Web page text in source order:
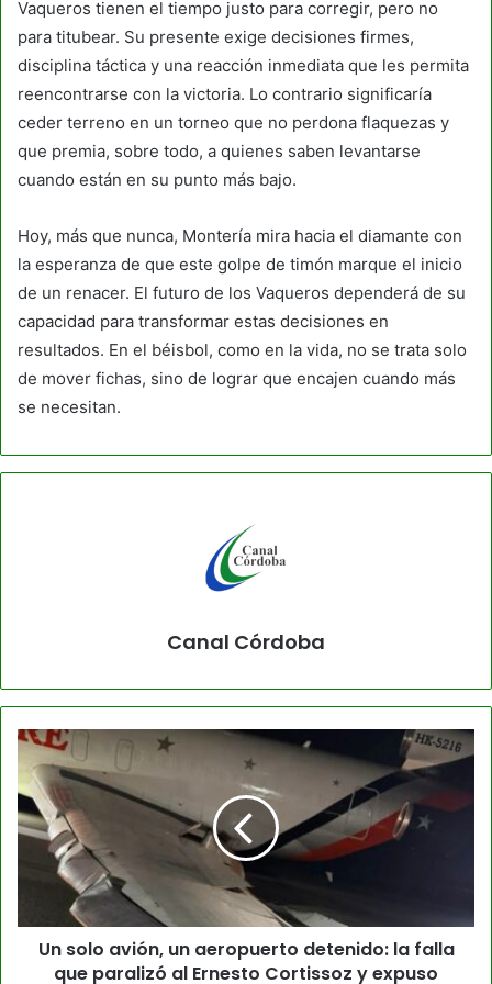
Vaqueros tienen el tiempo justo para corregir, pero no
para titubear. Su presente exige decisiones firmes,
disciplina táctica y una reacción inmediata que les permita
reencontrarse con la victoria. Lo contrario significaría
ceder terreno en un torneo que no perdona flaquezas y
que premia, sobre todo, a quienes saben levantarse
cuando están en su punto más bajo.
Hoy, más que nunca, Montería mira hacia el diamante con
la esperanza de que este golpe de timón marque el inicio
de un renacer. El futuro de los Vaqueros dependerá de su
capacidad para transformar estas decisiones en
resultados. En el béisbol, como en la vida, no se trata solo
de mover fichas, sino de lograr que encajen cuando más
se necesitan.
Canal Córdoba
Un solo avión, un aeropuerto detenido: la falla
que paralizó al Ernesto Cortissoz y expuso